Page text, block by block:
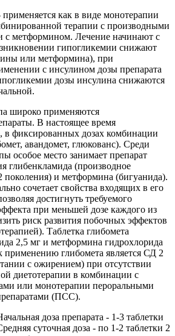
как в виде монотерапии
терапии с производными
с метформином. Лечение начинают с
гипогликемии снижают
или метформина), при
с инсулином дозы препарата
дозы инсулина снижаются
широко применяются
В настоящее время
в фиксированных дозах комбинации
авандомет, глюкованс). Среди
особое место занимает препарат
глибенкламида (производное
и метформина (бигуанида).
сочетает свойства входящих в его
достигнуть требуемого
при меньшей дозе каждого из
риск развития побочных эффектов
Таблетка глибомета
2,5 мг и метформина гидрохлорида
применению глибомета является СД 2
с ожирением) при отсутствии
диетотерапии в комбинации с
или монотерапии пероральными
(ПСС).
доза препарата - 1-3 таблетки
суточная доза - по 1-2 таблетки 2